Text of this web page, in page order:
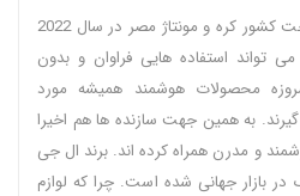
تلویزیون QNED7S ال جی ساخت کشور کره و مونتاژ مصر در سال 2022
تواند استفاده هایی فراوان و بدون
محصولات هوشمند همیشه مورد
به همین جهت سازنده ها هم اخیرا
و مدرن همراه کرده اند. برند ال جی
بازار جهانی شده است. چرا که لوازم